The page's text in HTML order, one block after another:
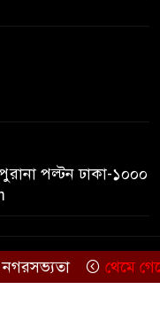
পল্টন ঢাকা-১০০০
Ekattorথেমে গেছে